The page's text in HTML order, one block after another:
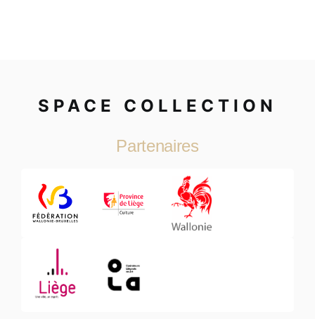
SPACE COLLECTION
Partenaires